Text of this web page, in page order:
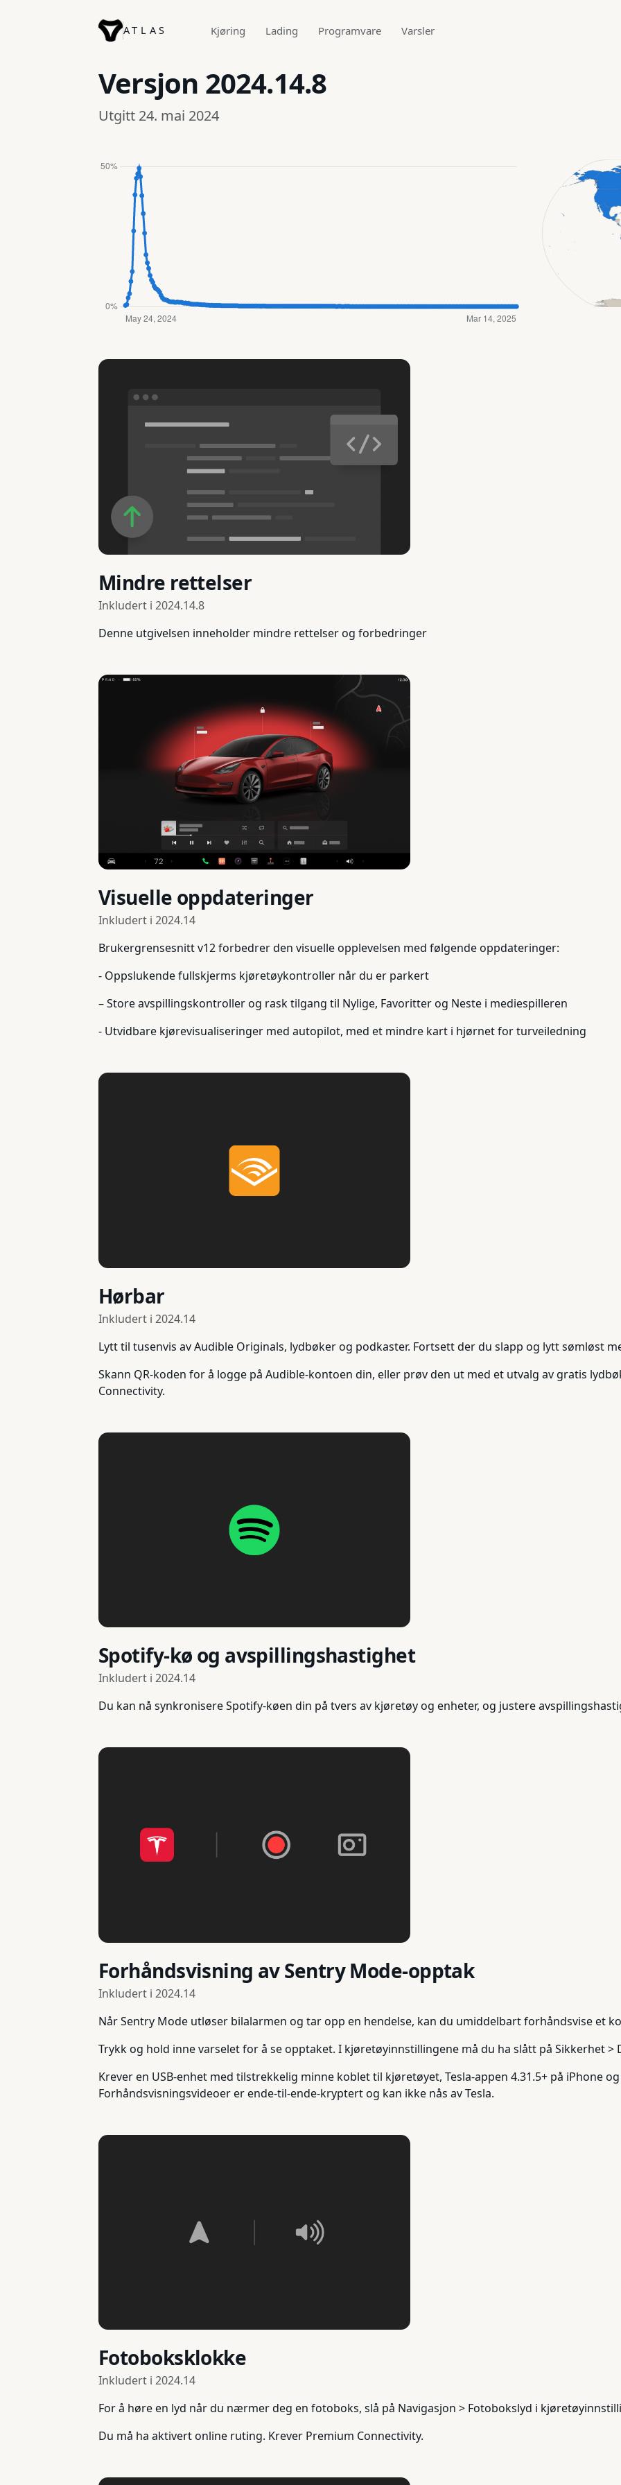
ATLAS Kjøring Lading Programvare Varsler
Versjon 2024.14.8
Utgitt 24. mai 2024
Mindre rettelser
Inkludert i 2024.14.8
Denne utgivelsen inneholder mindre rettelser og forbedringer
Visuelle oppdateringer
Inkludert i 2024.14
Brukergrensesnitt v12 forbedrer den visuelle opplevelsen med følgende oppdateringer:
- Oppslukende fullskjerms kjøretøykontroller når du er parkert
– Store avspillingskontroller og rask tilgang til Nylige, Favoritter og Neste i mediespilleren
- Utvidbare kjørevisualiseringer med autopilot, med et mindre kart i hjørnet for turveiledning
Hørbar
Inkludert i 2024.14
Lytt til tusenvis av Audible Originals, lydbøker og podkaster. Fortsett der du slapp og lytt sømløst
Skann QR-koden for å logge på Audible-kontoen din, eller prøv den ut med et utvalg av gratis
Connectivity.
Spotify-kø og avspillingshastighet
Inkludert i 2024.14
Du kan nå synkronisere Spotify-køen din på tvers av kjøretøy og enheter, og justere
Forhåndsvisning av Sentry Mode-opptak
Inkludert i 2024.14
Når Sentry Mode utløser bilalarmen og tar opp en hendelse, kan du umiddelbart forhåndsvise et
Trykk og hold inne varselet for å se opptaket. I kjøretøyinnstillingene må du ha slått på Sikkerhet >
Krever en USB-enhet med tilstrekkelig minne koblet til kjøretøyet, Tesla-appen 4.31.5+ på iPhone
Forhåndsvisningsvideoer er ende-til-ende-kryptert og kan ikke nås av Tesla.
Fotoboksklokke
Inkludert i 2024.14
For å høre en lyd når du nærmer deg en fotoboks, slå på Navigasjon > Fotobokslyd i
Du må ha aktivert online ruting. Krever Premium Connectivity.